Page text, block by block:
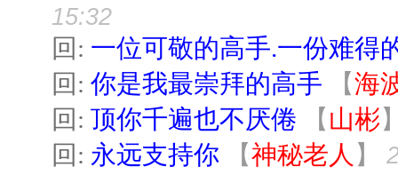
15:32
回: 一位可敬的高手.一份难得
回: 你是我最崇拜的高手 【海
回: 顶你千遍也不厌倦 【 山彬
回: 永远支持你 【神秘老人 】